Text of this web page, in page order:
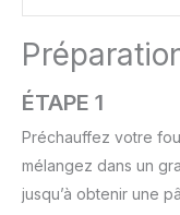
ÉTAPE 1
Préchauffez votre
mélangez dans un
jusqu’à obtenir une